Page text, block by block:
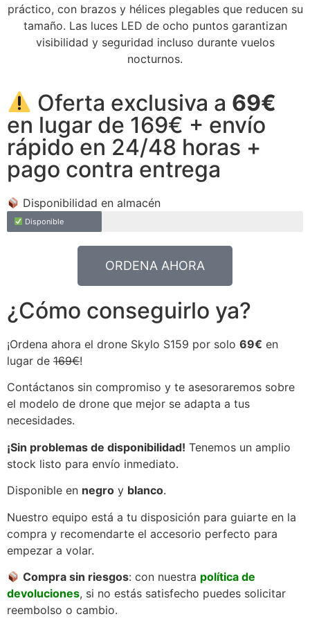
práctico, con brazos y hélices plegables que reducen su
tamaño. Las luces LED de ocho puntos garantizan
visibilidad y seguridad incluso durante vuelos
nocturnos.
Oferta exclusiva a 69€
en lugar de 169€ + envío
rápido en 24/48 horas +
pago contra entrega
Disponibilidad en almacén
Disponible
ORDENA AHORA
¿Cómo conseguirlo ya?
¡Ordena ahora el drone Skylo S159 por solo 69€ en
lugar de 169€!
Contáctanos sin compromiso y te asesoraremos sobre
el modelo de drone que mejor se adapta a tus
necesidades.
¡Sin problemas de disponibilidad! Tenemos un amplio
stock listo para envío inmediato.
Disponible en negro y blanco.
Nuestro equipo está a tu disposición para guiarte en la
compra y recomendarte el accesorio perfecto para
empezar a volar.
Compra sin riesgos: con nuestra política de
devoluciones, si no estás satisfecho puedes solicitar
reembolso o cambio.